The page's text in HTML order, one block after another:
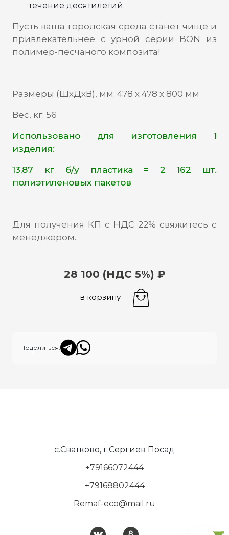
течение десятилетий.
Пусть ваша городская среда станет чище и
привлекательнее с урной серии BON из
полимер-песчаного композита!
Размеры (ШхДхВ), мм: 478 х 478 х 800 мм
Вес, кг: 56
Использовано для изготовления 1
изделия:
13,87 кг б/у пластика = 2 162 шт.
полиэтиленовых пакетов
Для получения КП с НДС 22% свяжитесь с
менеджером.
28 100 (НДС 5%) ₽
в корзину
Поделиться:
с.Сватково, г.Сергиев Посад
+79166072444
+79168802444
Remaf-eco@mail.ru